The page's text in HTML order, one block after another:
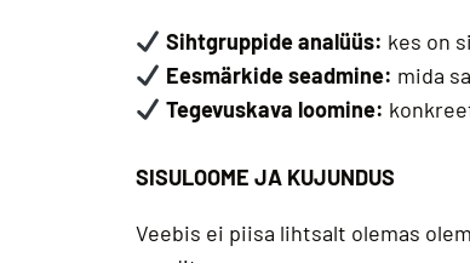
Sihtgruppide analüüs: kes on
Eesmärkide seadmine: mida
Tegevuskava loomine:
SISULOOME JA KUJUNDUS
Veebis ei piisa lihtsalt olemas